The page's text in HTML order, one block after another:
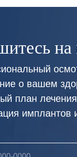
о вашем
план
имплантов